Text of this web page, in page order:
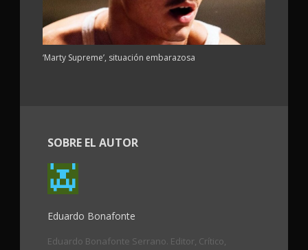
‘Marty Supreme’, situación embarazosa
SOBRE EL AUTOR
Eduardo Bonafonte
Eduardo Bonafonte Serrano. Editor, Crítico,